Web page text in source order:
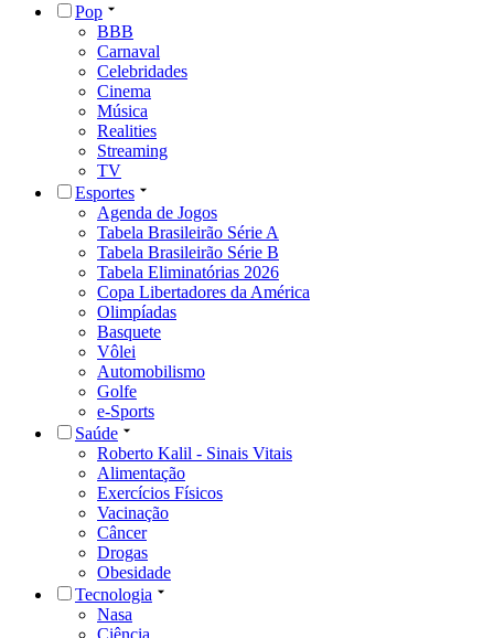
Pop
BBB
Carnaval
Celebridades
Cinema
Música
Realities
Streaming
TV
Esportes
Agenda de Jogos
Tabela Brasileirão Série A
Tabela Brasileirão Série B
Tabela Eliminatórias 2026
Copa Libertadores da América
Olimpíadas
Basquete
Vôlei
Automobilismo
Golfe
e-Sports
Saúde
Roberto Kalil - Sinais Vitais
Alimentação
Exercícios Físicos
Vacinação
Câncer
Drogas
Obesidade
Tecnologia
Nasa
Ciência